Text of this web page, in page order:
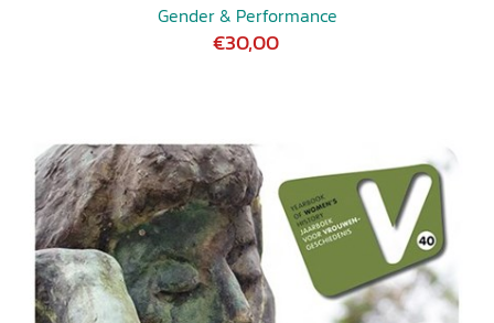
Gender & Performance
€30,00